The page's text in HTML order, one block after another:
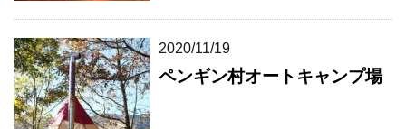
2020/11/19
ペンギン村オートキャンプ場